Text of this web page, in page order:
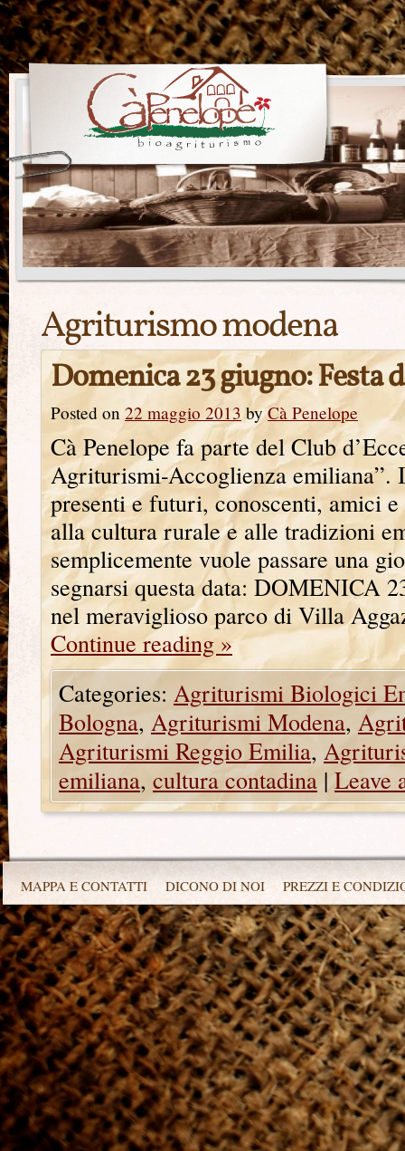
Agriturismo modena
Domenica 23 giugno:
Posted on 22 maggio 2013 by Cà Penelope
Cà Penelope fa parte del Club
Agriturismi-Accoglienza emiliana”.
presenti e futuri, conoscenti, amici
alla cultura rurale e alle tradizioni
semplicemente vuole passare una
segnarsi questa data: DOMENICA
nel meraviglioso parco di Villa
Continue reading »
Categories: Agriturismi Biologici
Bologna, Agriturismi Modena,
Agriturismi Reggio Emilia,
emiliana, cultura contadina | Leave
MAPPA E CONTATTI DICONO DI NOI PREZZI E